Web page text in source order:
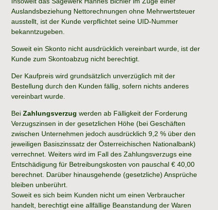
Auslandsbeziehung Nettorechnungen ohne Mehrwertsteuer
ausstellt, ist der Kunde verpflichtet seine UID-Nummer
bekanntzugeben.
Soweit ein Skonto nicht ausdrücklich vereinbart wurde, ist der
Kunde zum Skontoabzug nicht berechtigt.
Der Kaufpreis wird grundsätzlich unverzüglich mit der
Bestellung durch den Kunden fällig, sofern nichts anderes
vereinbart wurde.
Bei Zahlungsverzug werden ab Fälligkeit der Forderung
Verzugszinsen in der gesetzlichen Höhe (bei Geschäften
zwischen Unternehmen jedoch ausdrücklich 9,2 % über den
jeweiligen Basiszinssatz der Österreichischen Nationalbank)
verrechnet. Weiters wird im Fall des Zahlungsverzugs eine
Entschädigung für Betreibungskosten von pauschal € 40,00
berechnet. Darüber hinausgehende (gesetzliche) Ansprüche
bleiben unberührt.
Soweit es sich beim Kunden nicht um einen Verbraucher
handelt, berechtigt eine allfällige Beanstandung der Waren